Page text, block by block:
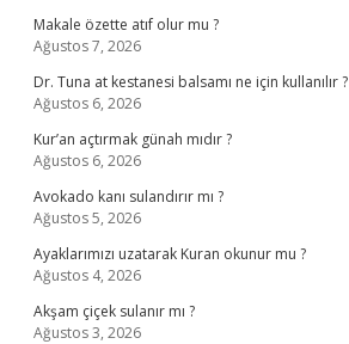
Makale özette atıf olur mu ?
Ağustos 7, 2026
Dr. Tuna at kestanesi balsamı ne için kullanılır ?
Ağustos 6, 2026
Kur’an açtırmak günah mıdır ?
Ağustos 6, 2026
Avokado kanı sulandırır mı ?
Ağustos 5, 2026
Ayaklarımızı uzatarak Kuran okunur mu ?
Ağustos 4, 2026
Akşam çiçek sulanır mı ?
Ağustos 3, 2026